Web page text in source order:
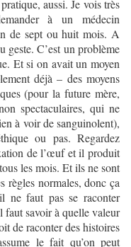
aussi. Je vois très
à un médecin
de sept ou huit mois. A
geste. C’est un problème
Et si on avait un moyen
déjà – des moyens
(pour la future mère,
spectaculaires, qui ne
à voir de sanguinolent),
ou pas. Regardez
de l’œuf et il produit
les mois. Et ils ne sont
règles normales, donc ça
ne faut pas se raconter
faut savoir à quelle valeur
de raconter des histoires
le fait qu’on peut